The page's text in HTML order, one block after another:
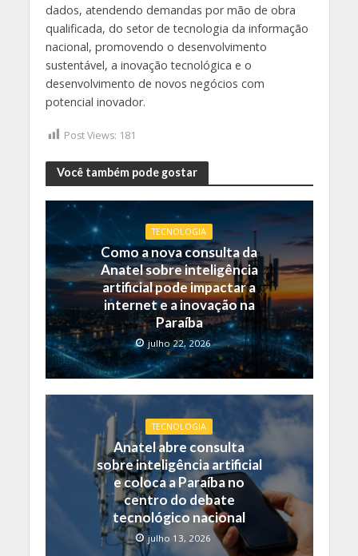
dados, atendendo demandas por mão de obra
qualificada, do setor de tecnologia da informação
nacional, promovendo o desenvolvimento
sustentável, a inovação tecnológica e o
desenvolvimento de novos negócios com
potencial inovador.
Post Views: 181
Você também pode gostar
TECNOLOGIA
Como a nova consulta da
Anatel sobre inteligência
artificial pode impactar a
internet e a inovação na
Paraíba
julho 22, 2026
TECNOLOGIA
Anatel abre consulta
sobre inteligência artificial
e coloca a Paraíba no
centro do debate
tecnológico nacional
julho 13, 2026